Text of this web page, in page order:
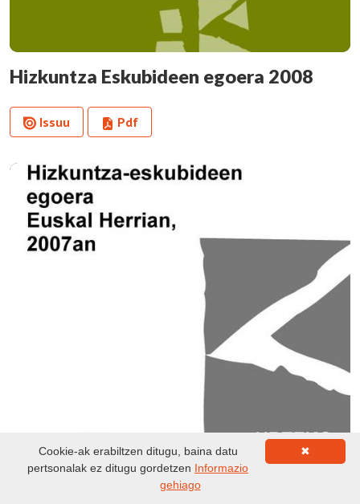
Hizkuntza Eskubideen egoera 2008
Issuu Pdf
✖
Cookie-ak erabiltzen ditugu, baina datu
pertsonalak ez ditugu gordetzen Informazio
gehiago